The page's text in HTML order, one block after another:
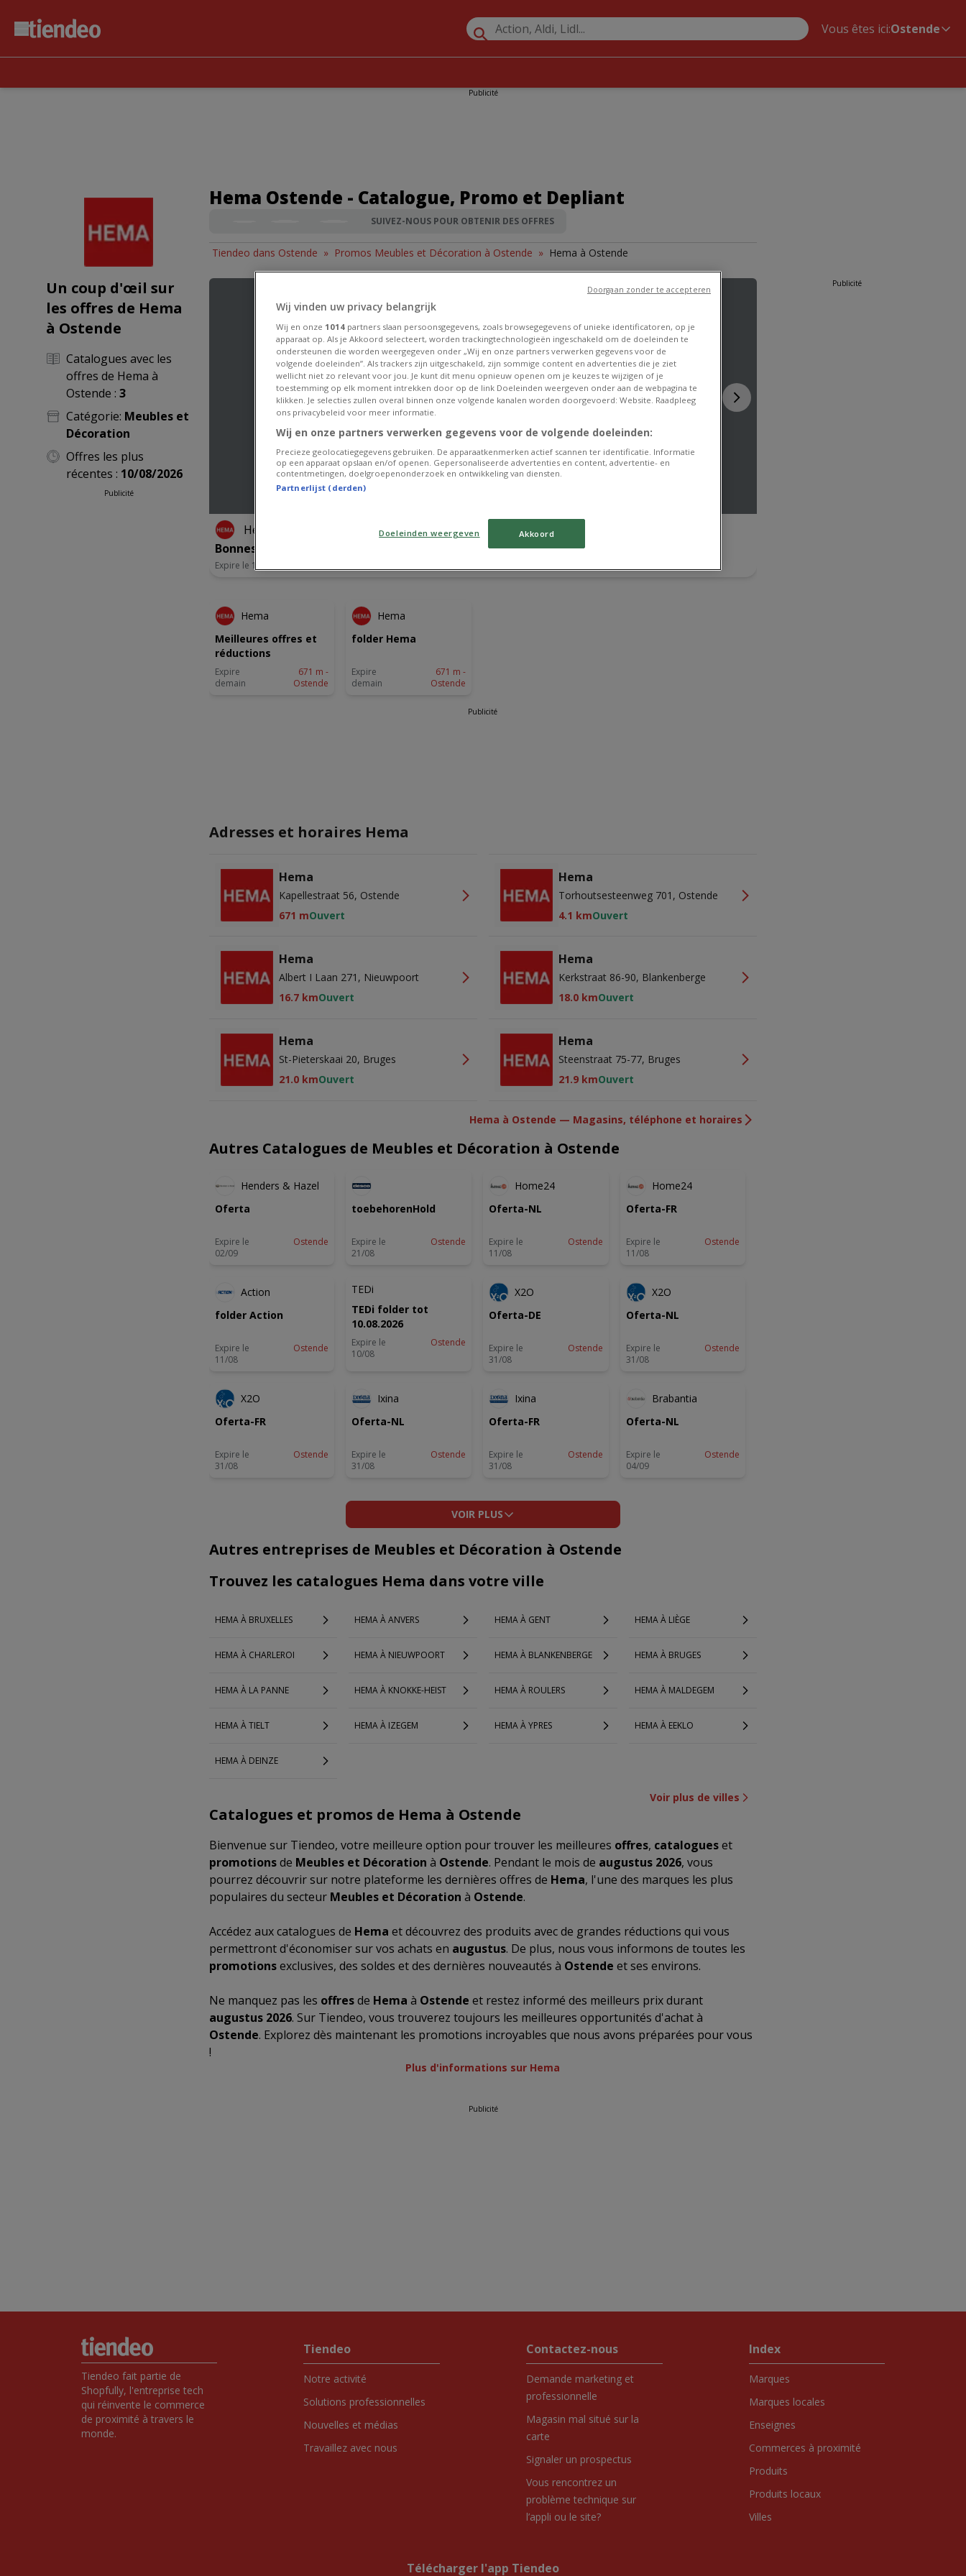
Vous êtes ici:Ostende
Publicité
Hema Ostende - Catalogue, Promo et Depliant
SUIVEZ-NOUS POUR OBTENIR DES OFFRES
Tiendeo dans Ostende » Promos Meubles et Décoration à Ostende » Hema à Ostende
Un coup d'œil sur
les offres de Hema
à Ostende
Catalogues avec les
offres de Hema à
Ostende : 3
Catégorie: Meubles et
Décoration
Offres les plus
récentes : 10/08/2026
Publicité
Hema
Bonnes affaires et offres actuelles
Expire le 16/08
Hema
Meilleures offres et
réductions
Expire
demain
671 m -
Ostende
Hema
folder Hema
Expire
demain
671 m -
Ostende
Publicité
Adresses et horaires Hema
Hema
Kapellestraat 56, Ostende
671 mOuvert
Hema
Torhoutsesteenweg 701, Ostende
4.1 kmOuvert
Hema
Albert I Laan 271, Nieuwpoort
16.7 kmOuvert
Hema
Kerkstraat 86-90, Blankenberge
18.0 kmOuvert
Hema
St-Pieterskaai 20, Bruges
21.0 kmOuvert
Hema
Steenstraat 75-77, Bruges
21.9 kmOuvert
Hema à Ostende — Magasins, téléphone et horaires
Autres Catalogues de Meubles et Décoration à Ostende
NOUVEAU
Henders & Hazel
Oferta
Expire le
02/09
Ostende
toebehorenHold
Expire le
21/08
Ostende
Home24
Oferta-NL
Expire le
11/08
Ostende
Home24
Oferta-FR
Expire le
11/08
Ostende
Action
folder Action
Expire le
11/08
Ostende
TEDi
TEDi folder tot
10.08.2026
Expire le
10/08
Ostende
X2O
Oferta-DE
Expire le
31/08
Ostende
X2O
Oferta-NL
Expire le
31/08
Ostende
X2O
Oferta-FR
Expire le
31/08
Ostende
Ixina
Oferta-NL
Expire le
31/08
Ostende
Ixina
Oferta-FR
Expire le
31/08
Ostende
Brabantia
Oferta-NL
Expire le
04/09
Ostende
VOIR PLUS
Autres entreprises de Meubles et Décoration à Ostende
Trouvez les catalogues Hema dans votre ville
HEMA À BRUXELLES HEMA À ANVERS HEMA À GENT HEMA À LIÈGE
HEMA À CHARLEROI HEMA À NIEUWPOORT HEMA À BLANKENBERGE HEMA À BRUGES
HEMA À LA PANNE HEMA À KNOKKE-HEIST HEMA À ROULERS HEMA À MALDEGEM
HEMA À TIELT HEMA À IZEGEM HEMA À YPRES HEMA À EEKLO
HEMA À DEINZE
Voir plus de villes
Catalogues et promos de Hema à Ostende
Bienvenue sur Tiendeo, votre meilleure option pour trouver les meilleures offres, catalogueset
promotionsde Meubles et Décoration à Ostende. Pendant le mois de augustus 2026, vous
pourrez découvrir sur notre plateforme les dernières offres de Hema, l'une des marques les plus
populaires du secteur Meubles et Décoration à Ostende.
Accédez aux catalogues de Hema et découvrez des produits avec de grandes réductions qui vous
permettront d'économiser sur vos achats en augustus. De plus, nous vous informons de toutes les
promotionsexclusives, des soldes et des dernières nouveautés à Ostende et ses environs.
Ne manquez pas les offresde Hema à Ostende et restez informé des meilleurs prix durant
augustus 2026. Sur Tiendeo, vous trouverez toujours les meilleures opportunités d'achat à
Ostende. Explorez dès maintenant les promotions incroyables que nous avons préparées pour vous
!
Plus d'informations sur Hema
Publicité
Publicité
Tiendeo fait partie de
Shopfully, l'entreprise tech
qui réinvente le commerce
de proximité à travers le
monde.
Tiendeo
Notre activité
Solutions professionnelles
Nouvelles et médias
Travaillez avec nous
Contactez-nous
Demande marketing et
professionnelle
Magasin mal situé sur la
carte
Signaler un prospectus
Vous rencontrez un
problème technique sur
l’appli ou le site?
Index
Marques
Marques locales
Enseignes
Commerces à proximité
Produits
Produits locaux
Villes
Télécharger l'app Tiendeo
Wij vinden uw privacy belangrijk
Wij en onze 1014 partners slaan persoonsgegevens, zoals browsegegevens of unieke identificatoren, op je
apparaat op. Als je Akkoord selecteert, worden trackingtechnologieën ingeschakeld om de doeleinden te
ondersteunen die worden weergegeven onder „Wij en onze partners verwerken gegevens voor de
volgende doeleinden”. Als trackers zijn uitgeschakeld, zijn sommige content en advertenties die je ziet
wellicht niet zo relevant voor jou. Je kunt dit menu opnieuw openen om je keuzes te wijzigen of je
toestemming op elk moment intrekken door op de link Doeleinden weergeven onder aan de webpagina te
klikken. Je selecties zullen overal binnen onze volgende kanalen worden doorgevoerd: Website. Raadpleeg
ons privacybeleid voor meer informatie.
Wij en onze partners verwerken gegevens voor de volgende doeleinden:
Precieze geolocatiegegevens gebruiken. De apparaatkenmerken actief scannen ter identificatie. Informatie
op een apparaat opslaan en/of openen. Gepersonaliseerde advertenties en content, advertentie- en
contentmetingen, doelgroepenonderzoek en ontwikkeling van diensten.
Partnerlijst (derden)
Doeleinden weergeven Akkoord
Doorgaan zonder te accepteren